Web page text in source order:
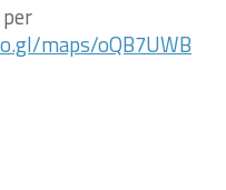
maps/oQB7UWB